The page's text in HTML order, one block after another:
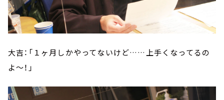
大吉：「１ヶ月しかやってないけど……上手くなってるの
よ～！」